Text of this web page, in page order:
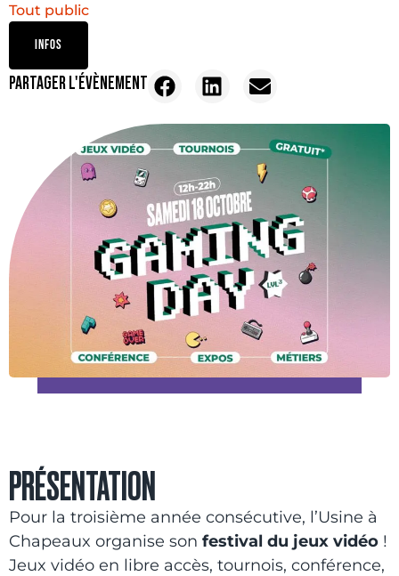
Tout public
INFOS
PARTAGER L'ÉVÈNEMENT
PRÉSENTATION
Pour la troisième année consécutive, l’Usine à
Chapeaux organise son festival du jeux vidéo !
Jeux vidéo en libre accès, tournois, conférence,